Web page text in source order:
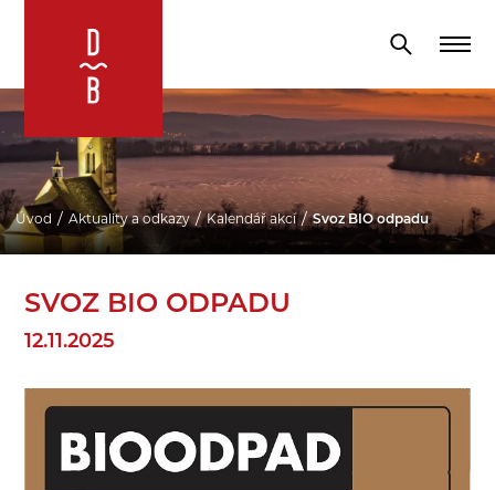
Úvod Aktuality a odkazy Kalendář akcí Svoz BIO odpadu
SVOZ BIO ODPADU
12.11.2025